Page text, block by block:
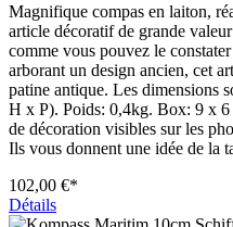
Magnifique compas en laiton,
article décoratif de grande
comme vous pouvez le
arborant un design ancien, cet
patine antique. Les dimensions
H x P). Poids: 0,4kg. Box: 9 x
de décoration visibles sur les
Ils vous donnent une idée de la
102,00 €*
Détails